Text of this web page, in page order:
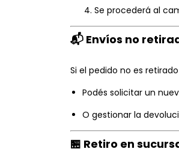
Se procederá al
📬 Envíos no
Si el pedido no es
Podés solicitar un
O gestionar la
🏪 Retiro en